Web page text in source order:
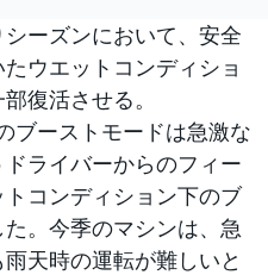
ーズンにおいて、安全
ウエットコンディショ
復活させる。
ブーストモードは急激な
ライバーからのフィー
コンディション下のブ
。今季のマシンは、急
天時の運転が難しいと